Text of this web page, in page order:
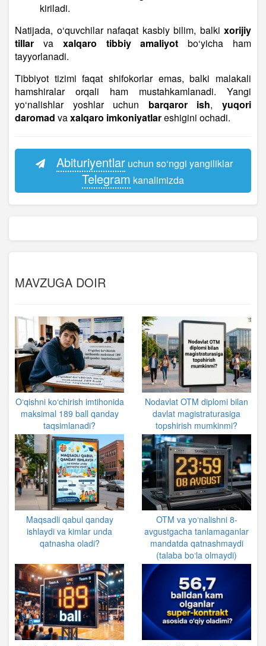
kiriladi.
Natijada, o‘quvchilar nafaqat kasbiy bilim, balki xorijiy
tillar va xalqaro tibbiy amaliyot bo‘yicha ham
tayyorlanadi.
Tibbiyot tizimi faqat shifokorlar emas, balki malakali
hamshiralar orqali ham mustahkamlanadi. Yangi
yo‘nalishlar yoshlar uchun barqaror ish,yuqori
daromad vaxalqaro imkoniyatlareshigini ochadi.
Abituriyentlaruchun so‘nggi yangiliklar
Telegram kanalimizda
MAVZUGA DOIR
O‘qishni ko‘chirish imtihonida
maksimal 189 ball qanday
taqsimlanadi?
Nodavlat OTM diplomi bilan
davlat magistraturasiga
topshirish mumkinmi?
Maqsadli qabul qanday
ishlaydi va kimlar unda
qatnasha oladi?
OTM va yo‘nalishni 8-
avgustgacha tanlamaganlar
mandatda qatnashmaydi
(talaba bo‘la olmaydi)